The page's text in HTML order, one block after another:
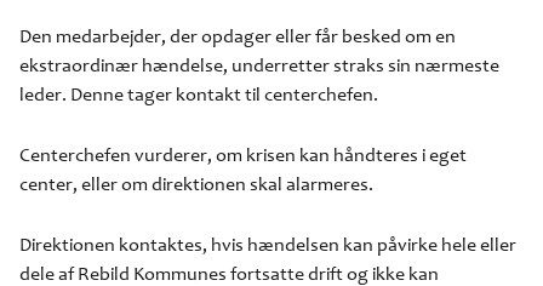
Den medarbejder, der opdager eller får besked om en
ekstraordinær hændelse, underretter straks sin nærmeste
leder. Denne tager kontakt til centerchefen.
Centerchefen vurderer, om krisen kan håndteres i eget
center, eller om direktionen skal alarmeres.
Direktionen kontaktes, hvis hændelsen kan påvirke hele eller
dele af Rebild Kommunes fortsatte drift og ikke kan